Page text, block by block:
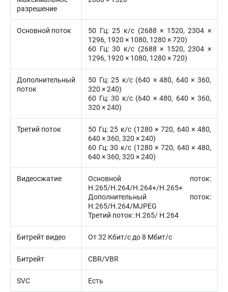
разрешение
Основной поток
50 Гц: 25 к/с (2688 × 1520, 2304 ×
1296, 1920 × 1080, 1280 × 720)
60 Гц: 30 к/с (2688 × 1520, 2304 ×
1296, 1920 × 1080, 1280 × 720)
Дополнительный
поток
50 Гц: 25 к/с (640 × 480, 640 × 360,
320 × 240)
60 Гц: 30 к/с (640 × 480, 640 × 360,
320 × 240)
Третий поток
50 Гц: 25 к/с (1280 × 720, 640 × 480,
640 × 360, 320 × 240)
60 Гц: 30 к/с (1280 × 720, 640 × 480,
640 × 360, 320 × 240)
Видеосжатие
Основной поток:
H.265/H.264/H.264+/H.265+
Дополнительный поток:
H.265/H.264/MJPEG
Третий поток: H.265/ H.264
Битрейт видео От 32 Кбит/с до 8 Мбит/с
Битрейт CBR/VBR
SVC Есть